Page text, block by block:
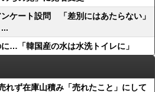
ケート設問 「差別にはあたらない」
…「韓国産の水は水洗トイレに」
れず在庫山積み「売れたこと」にして